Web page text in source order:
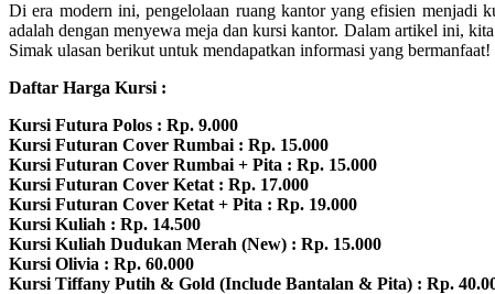
Di era modern ini, pengelolaan ruang kantor yang efisien menjadi
adalah dengan menyewa meja dan kursi kantor. Dalam artikel ini,
Simak ulasan berikut untuk mendapatkan informasi yang bermanfaat!
Daftar Harga Kursi :
Kursi Futura Polos : Rp. 9.000
Kursi Futuran Cover Rumbai : Rp. 15.000
Kursi Futuran Cover Rumbai + Pita : Rp. 15.000
Kursi Futuran Cover Ketat : Rp. 17.000
Kursi Futuran Cover Ketat + Pita : Rp. 19.000
Kursi Kuliah : Rp. 14.500
Kursi Kuliah Dudukan Merah (New) : Rp. 15.000
Kursi Olivia : Rp. 60.000
Kursi Tiffany Putih & Gold (Include Bantalan & Pita) : Rp.